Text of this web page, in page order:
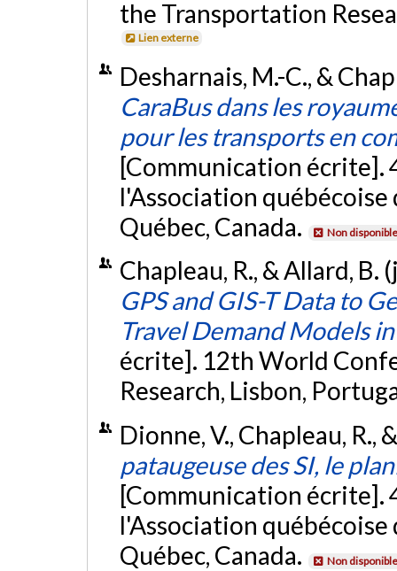
the Transportation
Lien externe
Desharnais, M.-C., &
CaraBus dans les
pour les transports en
[Communication écrite].
l'Association
Québec, Canada.
Non disponible
Chapleau, R., & Allard,
GPS and GIS-T Data to
Travel Demand Models
écrite]. 12th World
Research, Lisbon,
Dionne, V., Chapleau, R.,
pataugeuse des SI, le
[Communication écrite].
l'Association
Québec, Canada.
Non disponible